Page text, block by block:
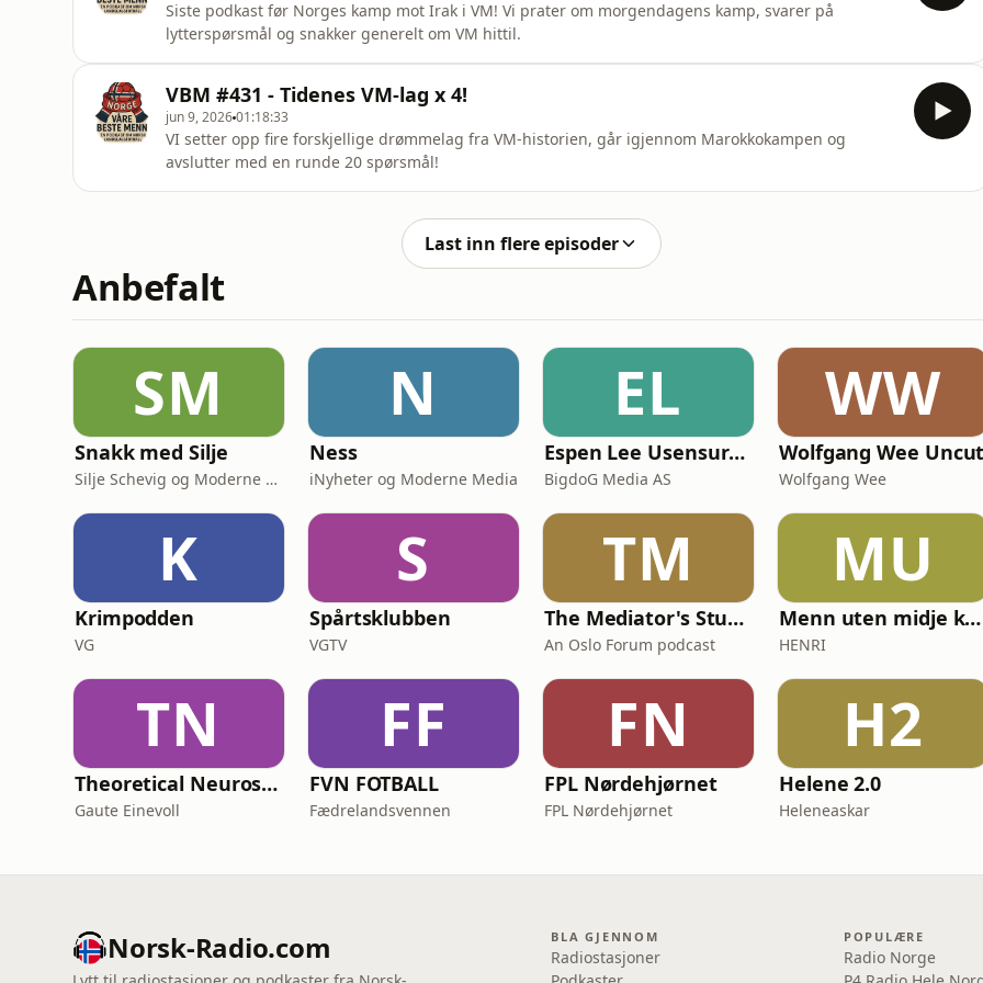
Siste podkast før Norges kamp mot Irak i VM! Vi prater om morgendagens kamp, svarer på
lytterspørsmål og snakker generelt om VM hittil.
VBM #431 - Tidenes VM-lag x 4!
jun 9, 202601:18:33
VI setter opp fire forskjellige drømmelag fra VM-historien, går igjennom Marokkokampen og
avslutter med en runde 20 spørsmål!
Last inn flere episoder
Anbefalt
SM
Snakk med Silje
Silje Schevig og Moderne Media
N
Ness
iNyheter og Moderne Media
EL
Espen Lee Usensurert
BigdoG Media AS
WW
Wolfgang Wee
Wolfgang Wee
K
Krimpodden
VG
S
Spårtsklubben
VGTV
TM
The Mediator's Studio
An Oslo Forum podcast
MU
Menn uten midje kan også lese
HENRI
TN
Theoretical Neuroscience Podcast
Gaute Einevoll
FF
FVN FOTBALL
Fædrelandsvennen
FN
FPL Nørdehjørnet
FPL Nørdehjørnet
H2
Helene 2.0
Heleneaskar
Norsk-Radio.com BLA GJENNOM
Radiostasjoner
POPULÆRE
Radio Norge